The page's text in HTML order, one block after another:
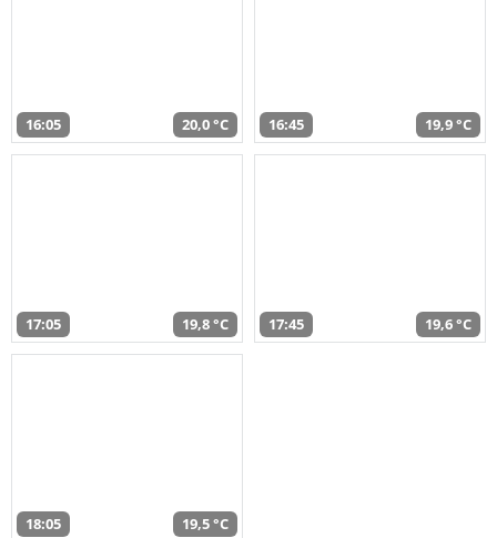
16:05 20,0 °C 16:45 19,9 °C
17:05 19,8 °C 17:45 19,6 °C
18:05 19,5 °C